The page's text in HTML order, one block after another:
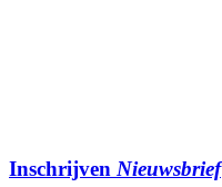
Inschrijven Nieuwsbrief